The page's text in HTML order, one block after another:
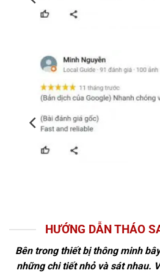
HƯỚNG DẪN THÁO
Bên trong thiết bị thông minh
những chi tiết nhỏ và sát nhau.